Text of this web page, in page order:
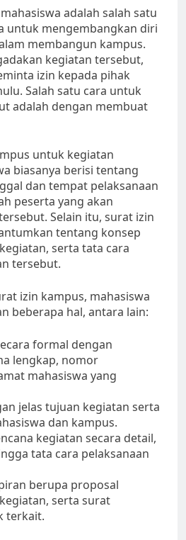
adalah salah satu
untuk mengembangkan diri
membangun kampus.
kegiatan tersebut,
izin kepada pihak
Salah satu cara untuk
adalah dengan membuat
untuk kegiatan
biasanya berisi tentang
dan tempat pelaksanaan
peserta yang akan
Selain itu, surat izin
tentang konsep
serta tata cara
tersebut.
izin kampus, mahasiswa
beberapa hal, antara lain:
formal dengan
lengkap, nomor
mahasiswa yang
jelas tujuan kegiatan serta
dan kampus.
kegiatan secara detail,
tata cara pelaksanaan
berupa proposal
serta surat
terkait.